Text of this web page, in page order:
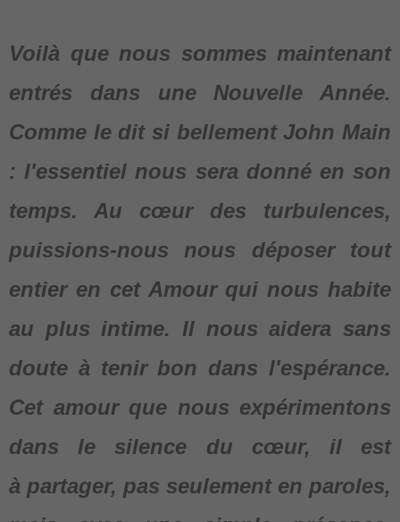
Voilà que nous sommes maintenant
entrés dans une Nouvelle Année.
Comme le dit si bellement John Main
: l'essentiel nous sera donné en son
temps. Au cœur des turbulences,
puissions-nous nous déposer tout
entier en cet Amour qui nous habite
au plus intime. Il nous aidera sans
doute à tenir bon dans l'espérance.
Cet amour que nous expérimentons
dans le silence du cœur, il est
à partager, pas seulement en paroles,